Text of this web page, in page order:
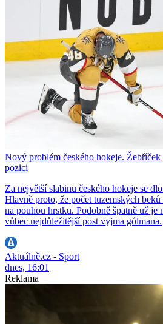
Nový problém českého hokeje.
pozici
Za největší slabinu českého hokeje se
Hlavně proto, že počet tuzemských
na pouhou hrstku. Podobně špatně už je
vůbec nejdůležitější post vyjma gólmana.
Aktuálně.cz - Sport
dnes, 16:01
Reklama